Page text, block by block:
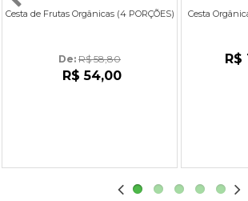
Cesta de Frutas Orgânicas (4 PORÇÕES)
De: R$ 58,80
R$ 54,00
Cesta
R$